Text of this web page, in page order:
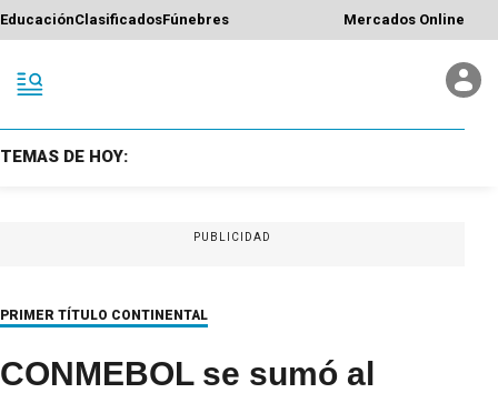
EducaciónClasificadosFúnebres Mercados Online
TEMAS DE HOY:
PUBLICIDAD
PRIMER TÍTULO CONTINENTAL
CONMEBOL se sumó al